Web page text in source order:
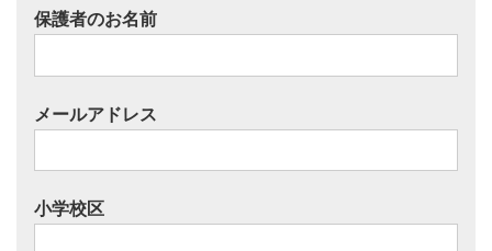
保護者のお名前
メールアドレス
小学校区